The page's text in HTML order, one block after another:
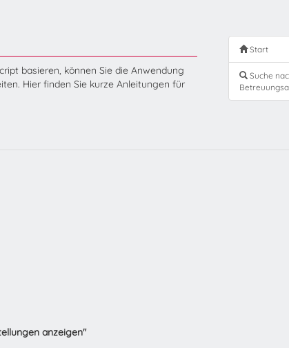
basieren, können Sie die Anwendung
Hier finden Sie kurze Anleitungen für
Start
Suche
anzeigen"